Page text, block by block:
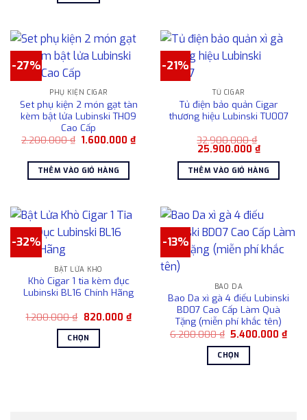
này
có
thể.
Các
tùy
chọn
thể
được
trên
trang
sản
-27%
PHỤ KIỆN CIGAR
Set phụ kiện 2 món gạt tàn
kèm bật lửa Lubinski TH09
Cao Cấp
2.200.000₫ Giá
2.200.000 ₫.
1.600.000₫Giá
1.600.000 ₫.
THÊM VÀO GIỎ HÀNG
-21%
TỦ CIGAR
Tủ điện bảo quản Cigar
thương hiệu Lubinski TU007
32.900.000₫
Giá
là:
32.900.000 ₫.
25.900.000 ₫Giá
tại
là:
THÊM VÀO GIỎ HÀNG
-32%
BẬT LỬA KHÒ
Khò Cigar 1 tia kèm đục
Lubinski BL16 Chính Hãng
1.200.000₫ Giá
là:
1.200.000 ₫.
820.000 ₫Giá
hiện
CHỌN
-13%
BAO DA
Bao Da xì gà 4 điếu Lubinski
BD07 Cao Cấp Làm Quà
Tặng (miễn phí khắc tên)
6.200.000₫ Giá
là:
6.200.000 ₫.
5.400.000₫Giá
hiện
CHỌN